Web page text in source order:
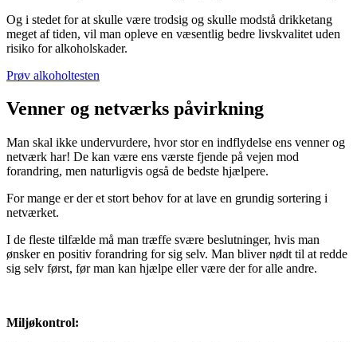
Og i stedet for at skulle være trodsig og skulle modstå drikketang
meget af tiden, vil man opleve en væsentlig bedre livskvalitet uden
risiko for alkoholskader.
Prøv alkoholtesten
Venner og netværks påvirkning
Man skal ikke undervurdere, hvor stor en indflydelse ens venner og
netværk har! De kan være ens værste fjende på vejen mod
forandring, men naturligvis også de bedste hjælpere.
For mange er der et stort behov for at lave en grundig sortering i
netværket.
I de fleste tilfælde må man træffe svære beslutninger, hvis man
ønsker en positiv forandring for sig selv. Man bliver nødt til at redde
sig selv først, før man kan hjælpe eller være der for alle andre.
Miljøkontrol: